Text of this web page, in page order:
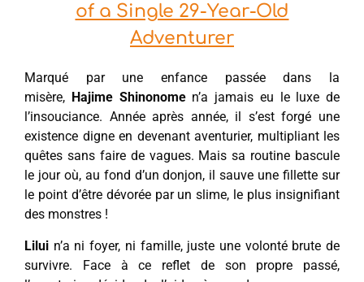
of a Single 29-Year-Old
Adventurer
Marqué par une enfance passée dans la
misère, Hajime Shinonome n’a jamais eu le luxe de
l’insouciance. Année après année, il s’est forgé une
existence digne en devenant aventurier, multipliant les
quêtes sans faire de vagues. Mais sa routine bascule
le jour où, au fond d’un donjon, il sauve une fillette sur
le point d’être dévorée par un slime, le plus insignifiant
des monstres !
Lilui n’a ni foyer, ni famille, juste une volonté brute de
survivre. Face à ce reflet de son propre passé,